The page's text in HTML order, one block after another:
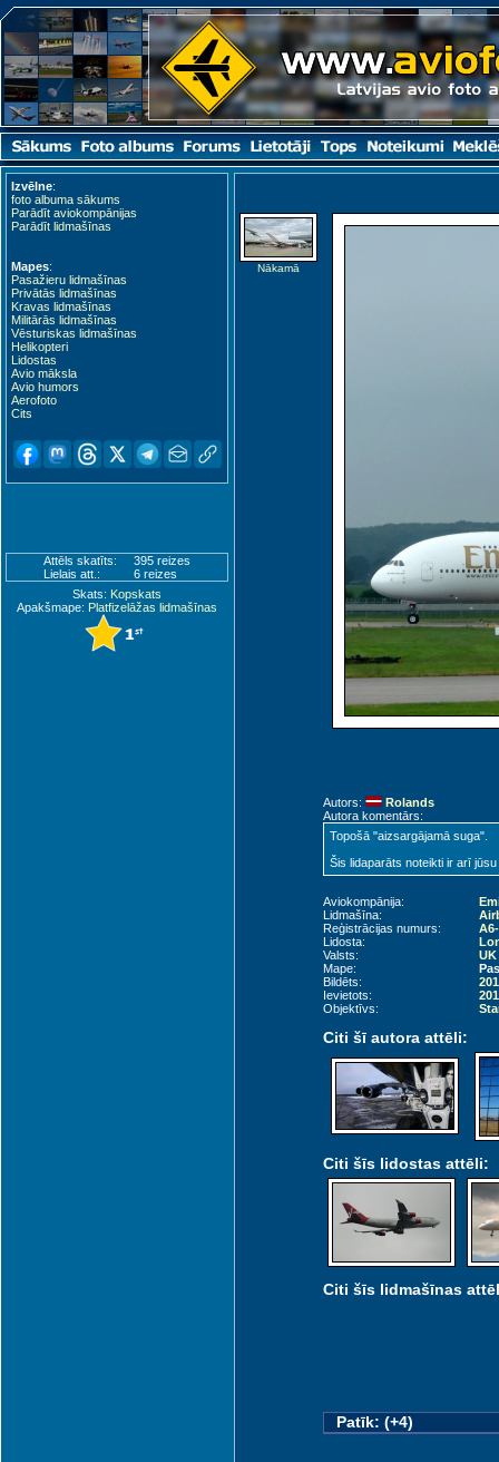
Izvēlne:
foto albuma sākums
Parādīt aviokompānijas
Parādīt lidmašīnas
Mapes:
Pasažieru lidmašīnas
Privātās lidmašīnas
Kravas lidmašīnas
Militārās lidmašīnas
Vēsturiskas lidmašīnas
Helikopteri
Lidostas
Avio māksla
Avio humors
Aerofoto
Cits
Attēls skatīts:
395 reizes
Lielais att.:
6 reizes
Skats: Kopskats
Apakšmape: Platfizelāžas lidmašīnas
Nākamā
Autors:
Rolands
Autora komentārs:
Topošā "aizsargājamā suga".
Šis lidaparāts noteikti ir arī
Aviokompānija:
Lidmašīna:
Reģistrācijas numurs:
Lidosta:
Valsts:
Mape:
Bildēts:
Ievietots:
Objektīvs:
Citi šī autora attēli:
Citi šīs lidostas attēli:
Citi šīs lidmašīnas
Patīk: (+4)